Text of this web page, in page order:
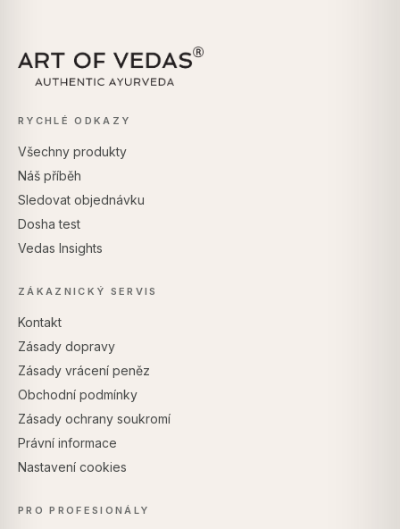
RYCHLÉ ODKAZY
Všechny produkty
Náš příběh
Sledovat objednávku
Dosha test
Vedas Insights
ZÁKAZNICKÝ SERVIS
Kontakt
Zásady dopravy
Zásady vrácení peněz
Obchodní podmínky
Zásady ochrany soukromí
Právní informace
Nastavení cookies
PRO PROFESIONÁLY